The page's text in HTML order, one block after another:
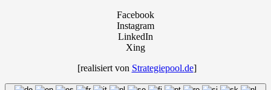
Facebook
Instagram
LinkedIn
Xing
[rea­li­siert von Strategiepool.de]